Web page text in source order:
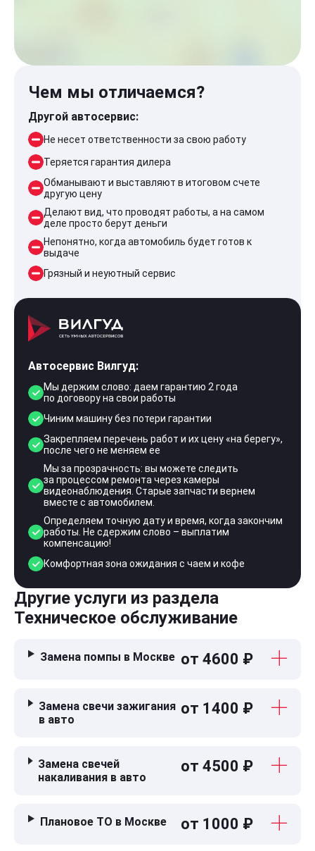
Чем мы отличаемся?
Другой автосервис:
Не несет ответственности за свою работу
Теряется гарантия дилера
Обманывают и выставляют в итоговом счете
другую цену
Делают вид, что проводят работы, а на самом
деле просто берут деньги
Непонятно, когда автомобиль будет готов к
выдаче
Грязный и неуютный сервис
Автосервис Вилгуд:
Мы держим слово: даем гарантию 2 года
по договору на свои работы
Чиним машину без потери гарантии
Закрепляем перечень работ и их цену «на берегу»,
после чего не меняем ее
Мы за прозрачность: вы можете следить
за процессом ремонта через камеры
видеонаблюдения. Старые запчасти вернем
вместе с автомобилем.
Определяем точную дату и время, когда закончим
работы. Не сдержим слово – выплатим
компенсацию!
Комфортная зона ожидания с чаем и кофе
Другие услуги из раздела
Техническое обслуживание
Замена помпы в Москве от 4600 ₽
Замена свечи зажигания
в авто
от 1400 ₽
Замена свечей
накаливания в авто
от 4500 ₽
Плановое ТО в Москве от 1000 ₽